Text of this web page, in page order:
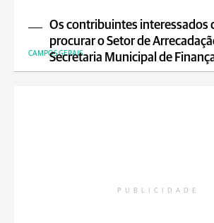
Os contribuintes interessados
procurar o Setor de
Secretaria Municipal de
CAMPOS GERAIS
PUBLICIDADE